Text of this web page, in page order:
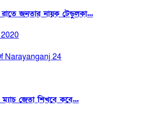
রাতে জনতার নায়ক টেন্ডুলকা...
Narayanganj 24
ম্যাচ জেতা শিখবে কবে...